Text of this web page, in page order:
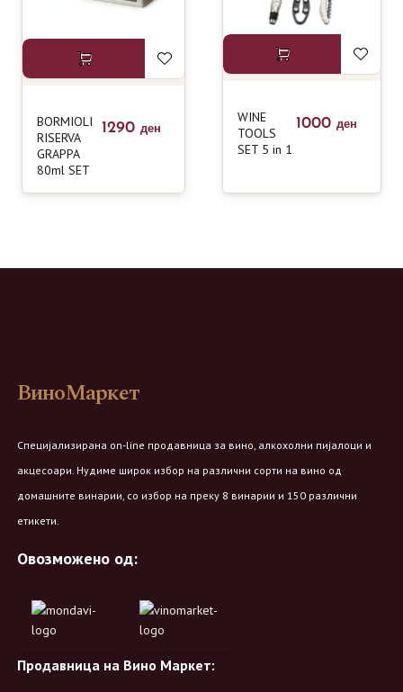
BORMIOLI
RISERVA
GRAPPA
80ml SET
1290 ден
WINE
TOOLS
SET 5 in 1
1000 ден
ВиноМаркет
Специјализирана on-line продавница за вино, алкохолни пијалоци и
акцесоари. Нудиме широк избор на различни сорти на вино од
домашните винарии, со избор на преку 8 винарии и 150 различни
етикети.
Овозможено од:
Продавница на Вино Маркет: